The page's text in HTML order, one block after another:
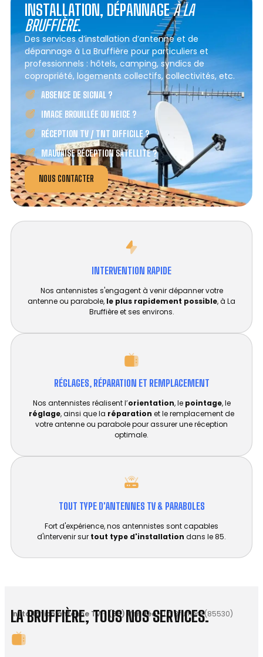
INSTALLATION, DÉPANNAGEÀ LA
BRUFFIÈRE.
Des services d’installation d’antenne et de
dépannage à La Bruffière pour particuliers et
professionnels : hôtels, camping, syndics de
copropriété, logements collectifs, collectivités, etc.
ABSENCE DE SIGNAL ?
IMAGE BROUILLÉE OU NEIGE ?
RÉCEPTION TV / TNT DIFFICILE ?
MAUVAISE RÉCEPTION SATELLITE ?
NOUS CONTACTER
INTERVENTION RAPIDE
Nos antennistes s'engagent à venir dépanner votre
antenne ou parabole, le plus rapidement possible, à La
Bruffière et ses environs.
RÉGLAGES, RÉPARATION ET REMPLACEMENT​
Nos antennistes réalisent l’orientation, le pointage, le
réglage, ainsi que la réparation et le remplacement de
votre antenne ou parabole pour assurer une réception
optimale.
TOUT TYPE D'ANTENNES TV & PARABOLES
Fort d'expérience, nos antennistes sont capables
d'intervenir sur tout type d'installation dans le 85.
Installation antenne TV- (85) Vendée-La Bruffière (85530)
LA BRUFFIÈRE, TOUS NOS SERVICES.